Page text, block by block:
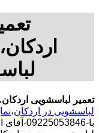
تعمیر لباسشویی اردکان،
لباسشویی در اردکان،
با-